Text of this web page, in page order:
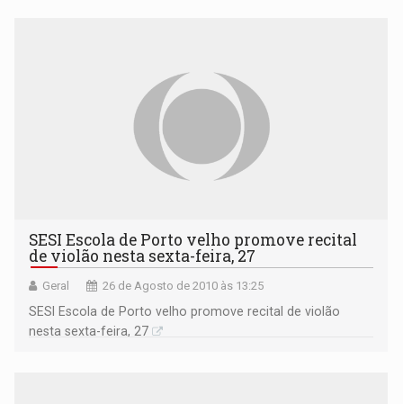
SESI Escola de Porto velho promove recital
de violão nesta sexta-feira, 27
Geral 26 de Agosto de 2010 às 13:25
SESI Escola de Porto velho promove recital de violão
nesta sexta-feira, 27